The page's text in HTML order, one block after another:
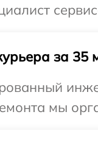
за 35
мы